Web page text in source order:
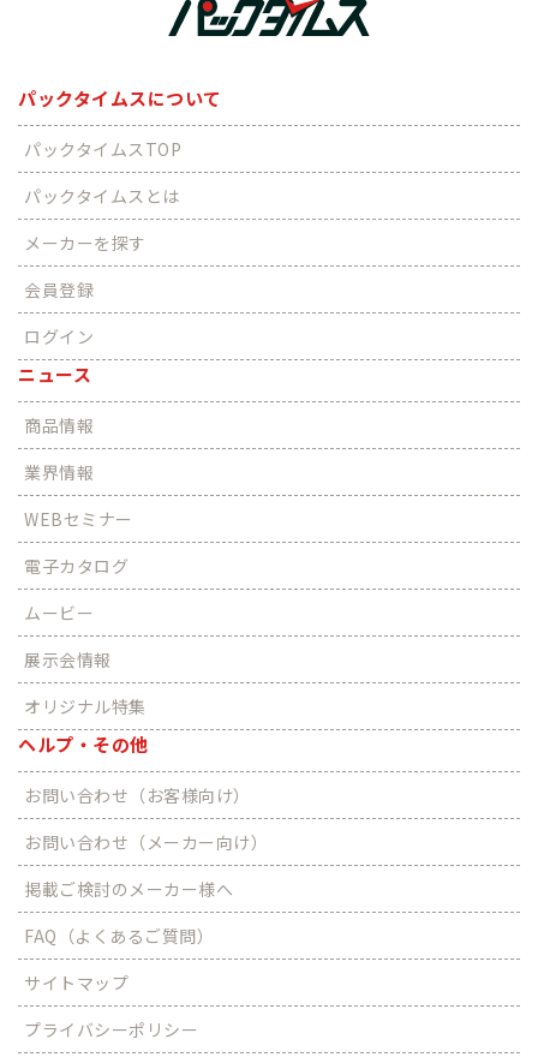
パックタイムスについて
パックタイムスTOP
パックタイムスとは
メーカーを探す
会員登録
ログイン
ニュース
商品情報
業界情報
WEBセミナー
電子カタログ
ムービー
展示会情報
オリジナル特集
ヘルプ・その他
お問い合わせ（お客様向け）
お問い合わせ（メーカー向け）
掲載ご検討のメーカー様へ
FAQ（よくあるご質問）
サイトマップ
プライバシーポリシー